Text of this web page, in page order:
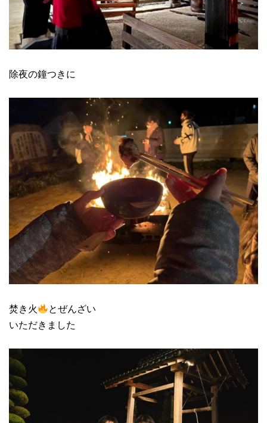
除夜の鐘つきに
焚き火
とぜんざい
いただきました